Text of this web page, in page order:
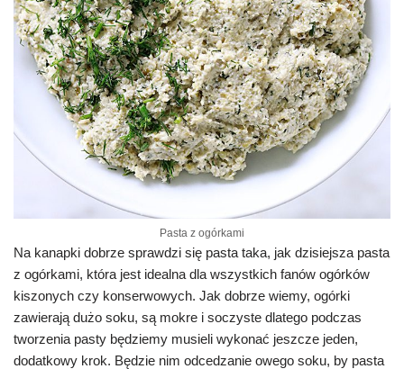
Pasta z ogórkami
Na kanapki dobrze sprawdzi się pasta taka, jak dzisiejsza pasta
z ogórkami, która jest idealna dla wszystkich fanów ogórków
kiszonych czy konserwowych. Jak dobrze wiemy, ogórki
zawierają dużo soku, są mokre i soczyste dlatego podczas
tworzenia pasty będziemy musieli wykonać jeszcze jeden,
dodatkowy krok. Będzie nim odcedzanie owego soku, by pasta